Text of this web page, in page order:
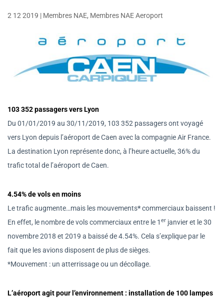
2 12 2019 | Membres NAE, Membres NAE Aeroport
103 352 passagers vers Lyon
Du 01/01/2019 au 30/11/2019, 103 352 passagers ont voyagé
vers Lyon depuis l’aéroport de Caen avec la compagnie Air France.
La destination Lyon représente donc, à l’heure actuelle, 36% du
trafic total de l’aéroport de Caen.
4.54% de vols en moins
Le trafic augmente…mais les mouvements*commerciaux baissent !
En effet, le nombre de vols commerciaux entre le 1 er janvier et le 30
novembre 2018 et 2019 a baissé de 4.54%. Cela s’explique par le
fait que les avions disposent de plus de sièges.
*Mouvement : un atterrissage ou un décollage.
L’aéroport agit pour l’environnement : installation de 100 lampes